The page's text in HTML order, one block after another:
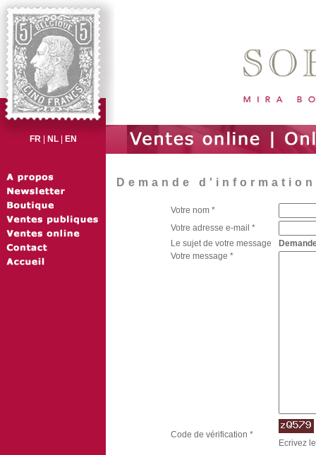
FR| NL| EN
Demande
Votre nom *
Votre adresse e-mail *
Le sujet de votre message
Votre message *
Code de vérification *
Ecrivez